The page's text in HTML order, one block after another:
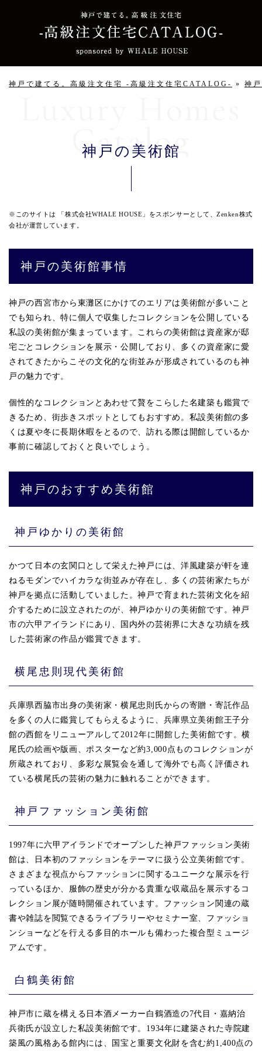
神戸で建てる。高級注文住宅 -高級注文住宅CATALOG- » 神
神戸の美術館
※このサイトは 「株式会社WHALE HOUSE」をスポンサーとして、Zenken株式
会社が運営しています。
神戸の美術館事情
神戸の西宮市から東灘区にかけてのエリアは美術館が多いこと
でも知られ、特に個人で収集したコレクションを公開している
私設の美術館が集まっています。これらの美術館は資産家が邸
宅ごとコレクションを展示・公開しており、多くの資産家に愛
されてきたからこその文化的な街並みが形成されているのも神
戸の魅力です。
個性的なコレクションとあわせて贅をこらした名建築も鑑賞で
きるため、街歩きスポットとしてもおすすめ。私設美術館の多
くは夏や冬に長期休暇をとるので、訪れる際は開館しているか
事前に確認しておくと良いでしょう。
神戸のおすすめ美術館
神戸ゆかりの美術館
かつて日本の玄関口として栄えた神戸には、洋風建築が軒を連
ねるモダンでハイカラな街並みが存在し、多くの芸術家たちが
神戸を拠点に活動していました。神戸で育まれた芸術文化を紹
介するために設立されたのが、神戸ゆかりの美術館です。神戸
市の六甲アイランドにあり、国内外の芸術界に大きな功績を残
した芸術家の作品が鑑賞できます。
横尾忠則現代美術館
兵庫県西脇市出身の美術家・横尾忠則氏からの寄贈・寄託作品
を多くの人に鑑賞してもらえるように、兵庫県立美術館王子分
館の西館をリニューアルして2012年に開館した美術館です。横
尾氏の絵画や版画、ポスターなど約3,000点ものコレクションが
所蔵されており、多彩な展覧会を通して海外でも高く評価され
ている横尾氏の芸術の魅力に触れることができます。
神戸ファッション美術館
1997年に六甲アイランドでオープンした神戸ファッション美術
館は、日本初のファッションをテーマに扱う公立美術館です。
さまざまな視点からファッションに関するユニークな展示を行
っているほか、服飾の歴史が分かる貴重な収蔵品を展示するコ
レクション展が随時開催されています。ファッション関連の蔵
書や雑誌を閲覧できるライブラリーやセミナー室、ファッショ
ンショーなどを行える多目的ホールも備わった複合型ミュージ
アムです。
白鶴美術館
神戸市に蔵を構える日本酒メーカー白鶴酒造の7代目・嘉納治
兵衛氏が設立した私設美術館です。1934年に建築された寺院建
築風の風格ある館内には、国宝と重要文化財を含む約1,400点の